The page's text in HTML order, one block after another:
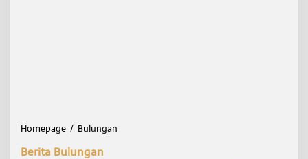
Homepage / Bulungan
Berita Bulungan